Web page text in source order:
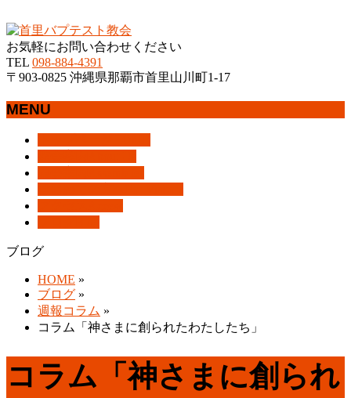
お気軽にお問い合わせください
TEL 098-884-4391
〒903-0825 沖縄県那覇市首里山川町1-17
MENU
す
ブログ
HOME »
ブログ »
週報コラム »
コラム「神さまに創られたわたしたち」
コラム「神さまに創られ